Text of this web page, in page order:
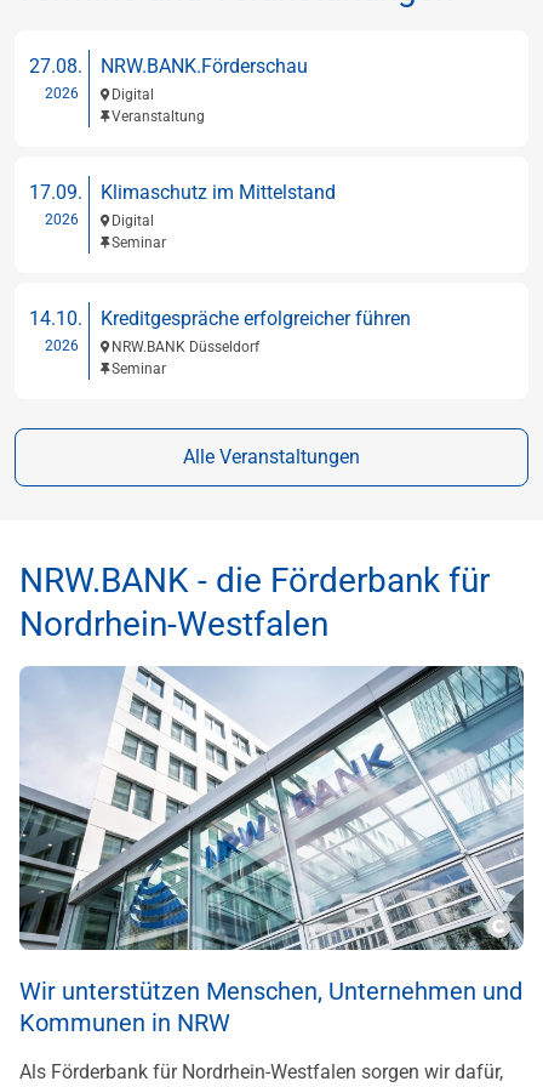
27.08.
2026
NRW.BANK.Förderschau
Digital
Veranstaltung
17.09.
2026
Klimaschutz im Mittelstand
Digital
Seminar
14.10.
2026
Kreditgespräche erfolgreicher führen
NRW.BANK Düsseldorf
Seminar
Alle Veranstaltungen
NRW.BANK - die Förderbank für
Nordrhein-Westfalen
Wir unterstützen Menschen, Unternehmen und
Kommunen in NRW
Als Förderbank für Nordrhein-Westfalen sorgen wir dafür,